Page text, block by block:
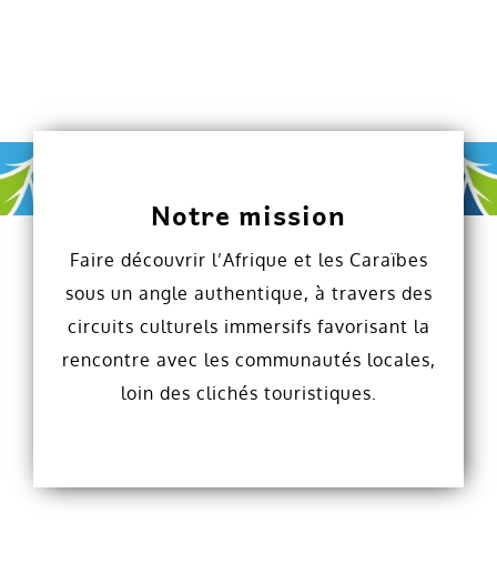
Notre mission
Faire découvrir l’Afrique et les Caraïbes
sous un angle authentique, à travers des
circuits culturels immersifs favorisant la
rencontre avec les communautés locales,
loin des clichés touristiques.